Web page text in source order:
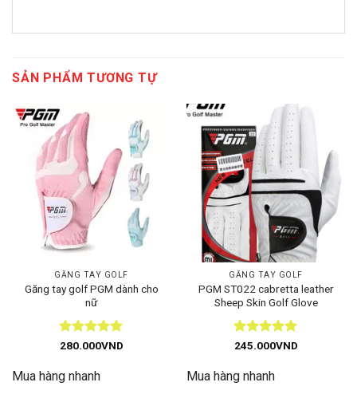
SẢN PHẨM TƯƠNG TỰ
GĂNG TAY GOLF
Găng tay golf PGM dành cho
nữ
Được xếp
sao
280.000VND
Mua hàng nhanh
GĂNG TAY GOLF
PGM ST022 cabretta leather
Sheep Skin Golf Glove
Được xếp
sao
245.000VND
Mua hàng nhanh